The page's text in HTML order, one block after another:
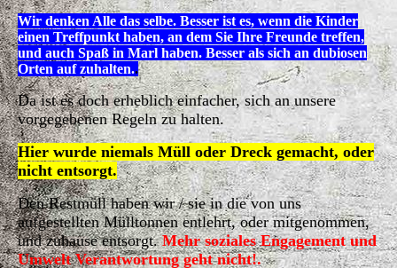
Wir denken Alle das selbe. Besser ist es, wenn die Kinder
einen Treffpunkt haben, an dem Sie Ihre Freunde treffen,
und auch Spaß in Marl haben. Besser als sich an dubiosen
Orten auf zuhalten..
Da ist es doch erheblich einfacher, sich an unsere
vorgegebenen Regeln zu halten.
Hier wurde niemals Müll oder Dreck gemacht, oder
nicht entsorgt.
Den Restmüll haben wir / sie in die von uns
aufgestellten Mülltonnen entlehrt, oder mitgenommen,
und zuhause entsorgt.Mehr soziales Engagement und
Umwelt Verantwortung geht nicht!.